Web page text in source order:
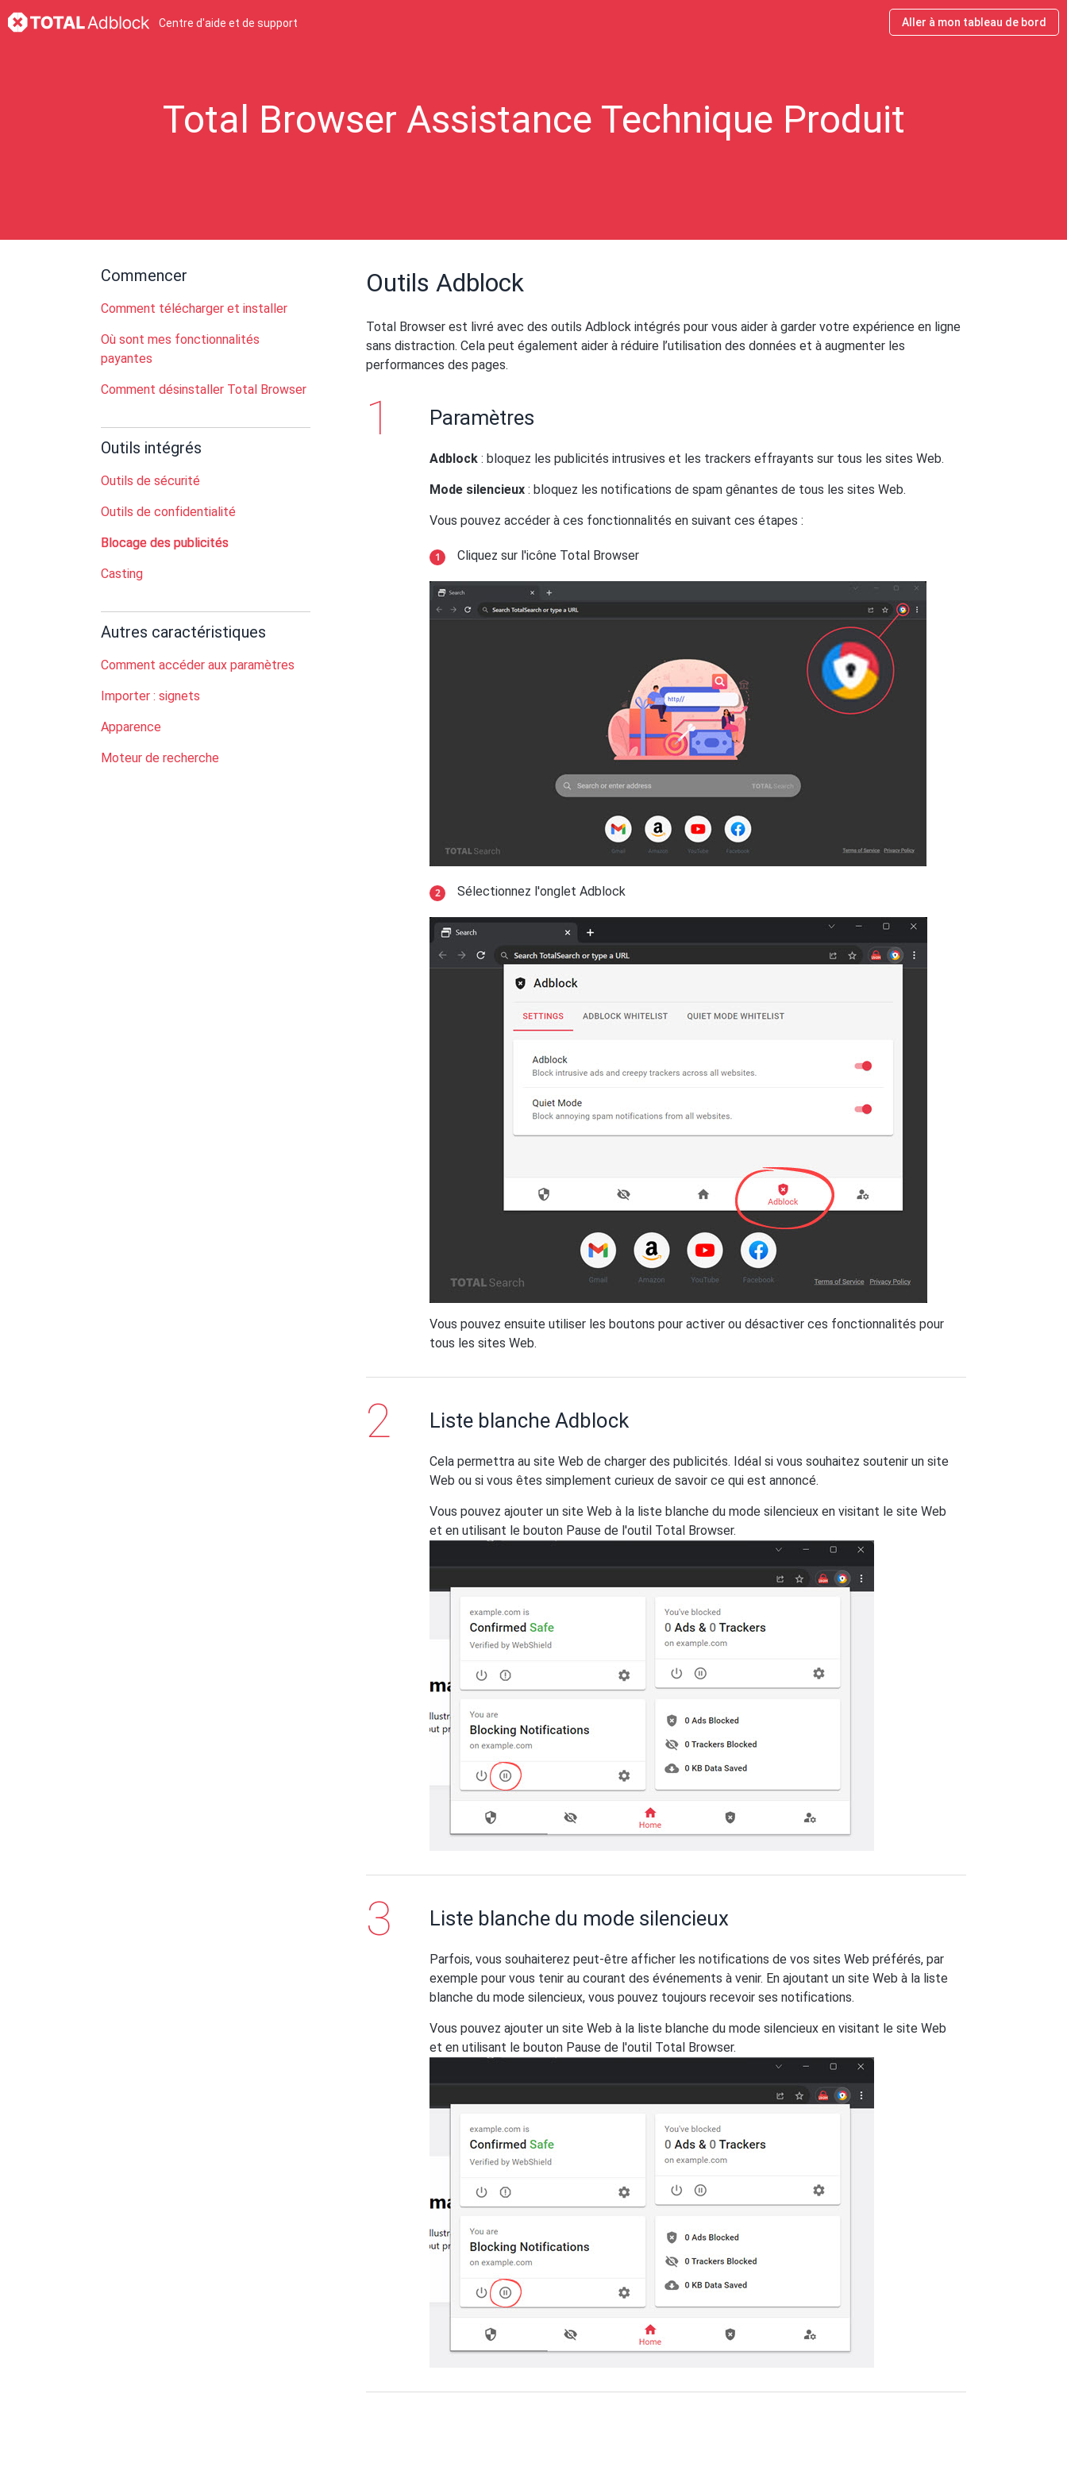
Centre d'aide et de support Aller à mon tableau de bord
Total Browser Assistance Technique Produit
Commencer
Comment télécharger et installer
Où sont mes fonctionnalités
payantes
Comment désinstaller Total Browser
Outils intégrés
Outils de sécurité
Outils de confidentialité
Blocage des publicités
Casting
Autres caractéristiques
Comment accéder aux paramètres
Importer : signets
Apparence
Moteur de recherche
Outils Adblock
Total Browser est livré avec des outils Adblock intégrés pour vous aider à garder votre expérience en ligne
sans distraction. Cela peut également aider à réduire l’utilisation des données et à augmenter les
performances des pages.
Paramètres
Adblock : bloquez les publicités intrusives et les trackers effrayants sur tous les sites Web.
Mode silencieux : bloquez les notifications de spam gênantes de tous les sites Web.
Vous pouvez accéder à ces fonctionnalités en suivant ces étapes :
Cliquez sur l'icône Total Browser
Sélectionnez l'onglet Adblock
Vous pouvez ensuite utiliser les boutons pour activer ou désactiver ces fonctionnalités pour
tous les sites Web.
Liste blanche Adblock
Cela permettra au site Web de charger des publicités. Idéal si vous souhaitez soutenir un site
Web ou si vous êtes simplement curieux de savoir ce qui est annoncé.
Vous pouvez ajouter un site Web à la liste blanche du mode silencieux en visitant le site Web
et en utilisant le bouton Pause de l'outil Total Browser.
Liste blanche du mode silencieux
Parfois, vous souhaiterez peut-être afficher les notifications de vos sites Web préférés, par
exemple pour vous tenir au courant des événements à venir. En ajoutant un site Web à la liste
blanche du mode silencieux, vous pouvez toujours recevoir ses notifications.
Vous pouvez ajouter un site Web à la liste blanche du mode silencieux en visitant le site Web
et en utilisant le bouton Pause de l'outil Total Browser.